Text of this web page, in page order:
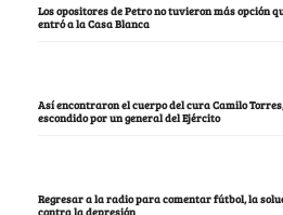
Los opositores de Petro no tuvieron más opción
entró a la Casa Blanca
Así encontraron el cuerpo del cura Camilo
escondido por un general del Ejército
Regresar a la radio para comentar fútbol, la
contra la depresión